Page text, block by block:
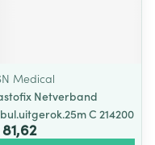
Medical
Netverband
C 214200